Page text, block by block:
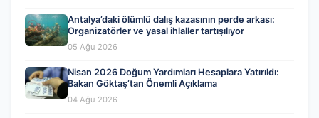
Antalya’daki ölümlü dalış kazasının perde arkası:
Organizatörler ve yasal ihlaller tartışılıyor
05 Ağu 2026
Nisan 2026 Doğum Yardımları Hesaplara Yatırıldı:
Bakan Göktaş’tan Önemli Açıklama
04 Ağu 2026